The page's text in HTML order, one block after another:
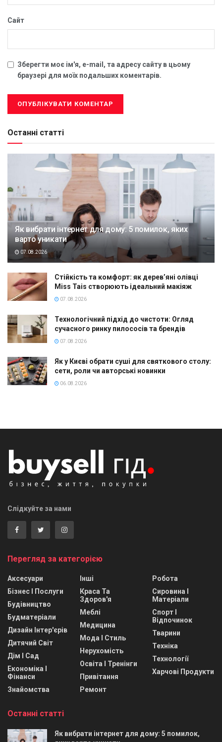
Сайт
Зберегти моє ім'я, e-mail, та адресу сайту в цьому
браузері для моїх подальших коментарів.
Останні статті
Як вибрати інтернет для дому: 5 помилок, яких
варто уникати
07.08.2026
Стійкість та комфорт: як дерев’яні олівці
Miss Tais створюють ідеальний макіяж
07.08.2026
Технологічний підхід до чистоти: Огляд
сучасного ринку пилососів та брендів
07.08.2026
Як у Києві обрати суші для святкового столу:
сети, роли чи авторські новинки
06.08.2026
Слідкуйте за нами
Перегляд за категорією
Аксесуари
Бізнес І Послуги
Будівництво
Будматеріали
Дизайн Інтер'єрів
Дитячий Світ
Дім І Сад
Економіка І
Фінанси
Знайомства
Інші
Краса Та
Здоров'я
Меблі
Медицина
Мода І Стиль
Нерухомість
Освіта І Тренінги
Привітання
Ремонт
Робота
Сировина І
Матеріали
Спорт І
Відпочинок
Тварини
Техніка
Технології
Харчові Продукти
Останні статті
Як вибрати інтернет для дому: 5 помилок,